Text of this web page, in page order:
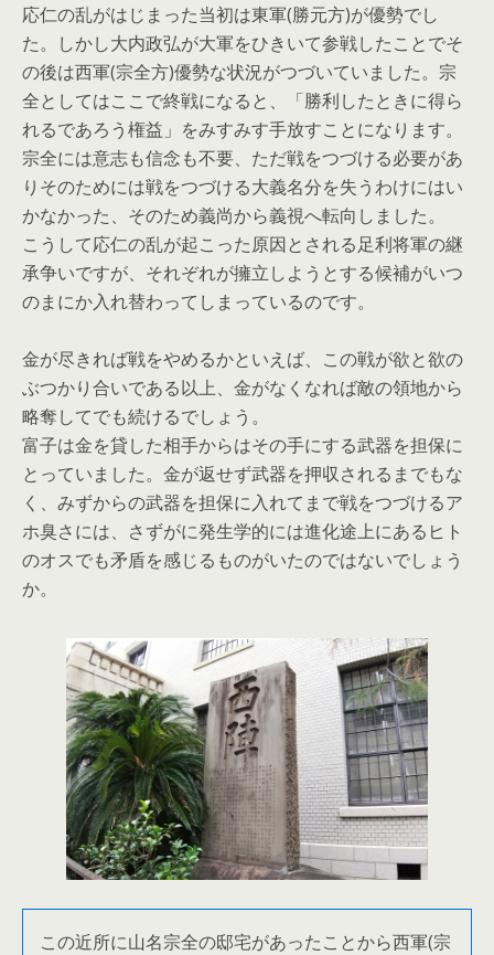
応仁の乱がはじまった当初は東軍(勝元方)が優勢でし
た。しかし大内政弘が大軍をひきいて参戦したことでそ
の後は西軍(宗全方)優勢な状況がつづいていました。宗
全としてはここで終戦になると、「勝利したときに得ら
れるであろう権益」をみすみす手放すことになります。
宗全には意志も信念も不要、ただ戦をつづける必要があ
りそのためには戦をつづける大義名分を失うわけにはい
かなかった、そのため義尚から義視へ転向しました。
こうして応仁の乱が起こった原因とされる足利将軍の継
承争いですが、それぞれが擁立しようとする候補がいつ
のまにか入れ替わってしまっているのです。
金が尽きれば戦をやめるかといえば、この戦が欲と欲の
ぶつかり合いである以上、金がなくなれば敵の領地から
略奪してでも続けるでしょう。
富子は金を貸した相手からはその手にする武器を担保に
とっていました。金が返せず武器を押収されるまでもな
く、みずからの武器を担保に入れてまで戦をつづけるア
ホ臭さには、さずがに発生学的には進化途上にあるヒト
のオスでも矛盾を感じるものがいたのではないでしょう
か。
この近所に山名宗全の邸宅があったことから西軍(宗